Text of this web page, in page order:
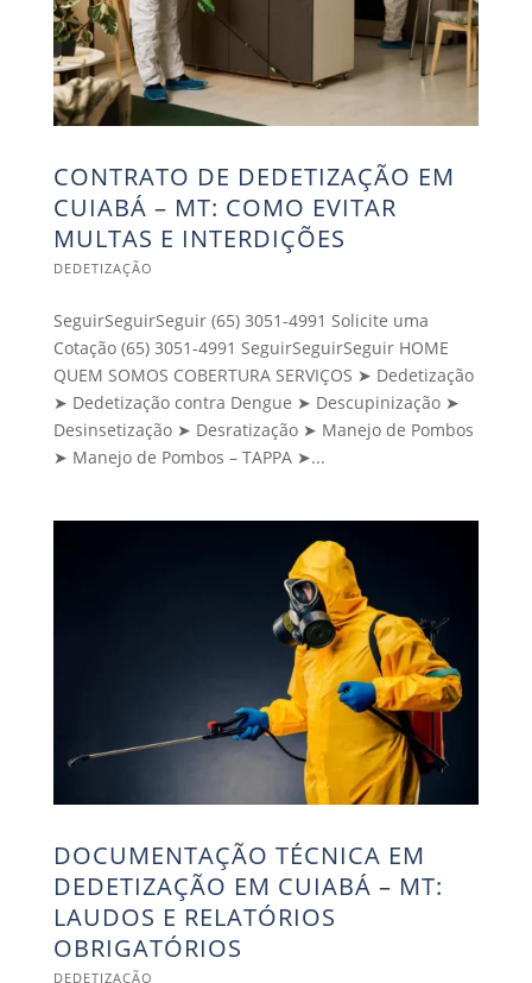
CONTRATO DE DEDETIZAÇÃO EM
CUIABÁ – MT: COMO EVITAR
MULTAS E INTERDIÇÕES
DEDETIZAÇÃO
SeguirSeguirSeguir (65) 3051-4991 Solicite uma
Cotação (65) 3051-4991 SeguirSeguirSeguir HOME
QUEM SOMOS COBERTURA SERVIÇOS ➤ Dedetização
➤ Dedetização contra Dengue ➤ Descupinização ➤
Desinsetização ➤ Desratização ➤ Manejo de Pombos
➤ Manejo de Pombos – TAPPA ➤...
DOCUMENTAÇÃO TÉCNICA EM
DEDETIZAÇÃO EM CUIABÁ – MT:
LAUDOS E RELATÓRIOS
OBRIGATÓRIOS
DEDETIZAÇÃO